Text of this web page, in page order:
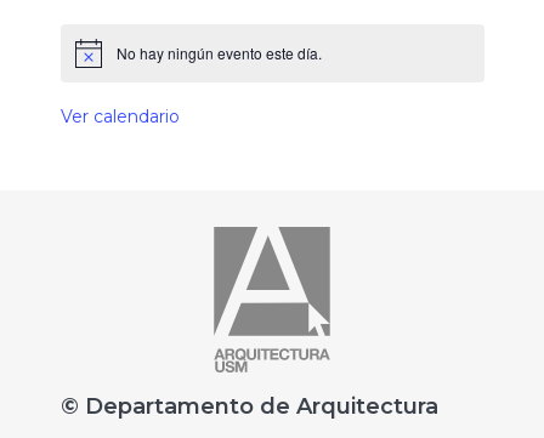
No hay ningún evento este día.
Ver calendario
© Departamento de Arquitectura